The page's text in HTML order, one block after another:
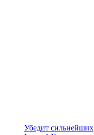
Убедит сильнейших